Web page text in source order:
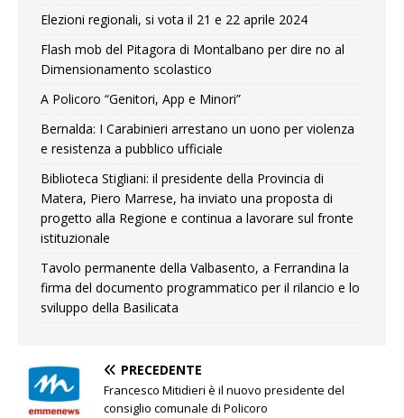
Elezioni regionali, si vota il 21 e 22 aprile 2024
Flash mob del Pitagora di Montalbano per dire no al
Dimensionamento scolastico
A Policoro “Genitori, App e Minori”
Bernalda: I Carabinieri arrestano un uono per violenza
e resistenza a pubblico ufficiale
Biblioteca Stigliani: il presidente della Provincia di
Matera, Piero Marrese, ha inviato una proposta di
progetto alla Regione e continua a lavorare sul fronte
istituzionale
Tavolo permanente della Valbasento, a Ferrandina la
firma del documento programmatico per il rilancio e lo
sviluppo della Basilicata
PRECEDENTE
Francesco Mitidieri è il nuovo presidente del
consiglio comunale di Policoro